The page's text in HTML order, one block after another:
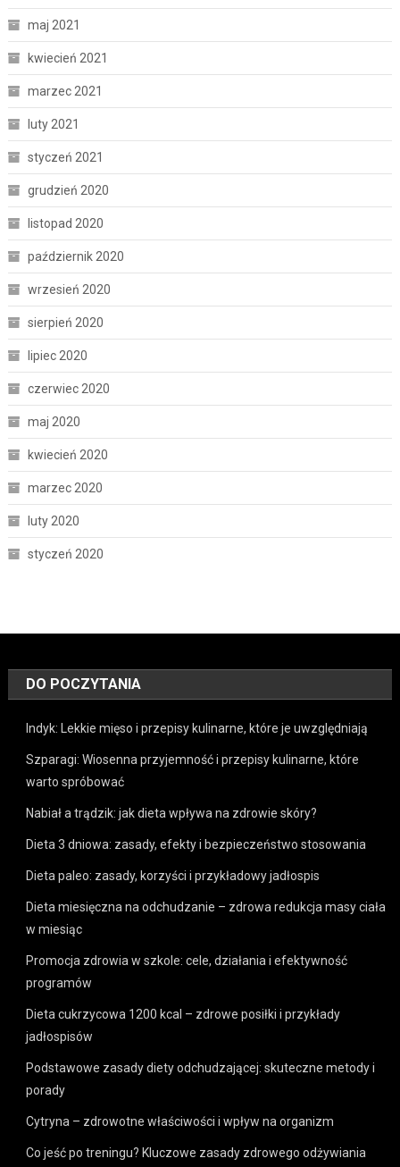
maj 2021
kwiecień 2021
marzec 2021
luty 2021
styczeń 2021
grudzień 2020
listopad 2020
październik 2020
wrzesień 2020
sierpień 2020
lipiec 2020
czerwiec 2020
maj 2020
kwiecień 2020
marzec 2020
luty 2020
styczeń 2020
DO POCZYTANIA
Indyk: Lekkie mięso i przepisy kulinarne, które je uwzględniają
Szparagi: Wiosenna przyjemność i przepisy kulinarne, które
warto spróbować
Nabiał a trądzik: jak dieta wpływa na zdrowie skóry?
Dieta 3 dniowa: zasady, efekty i bezpieczeństwo stosowania
Dieta paleo: zasady, korzyści i przykładowy jadłospis
Dieta miesięczna na odchudzanie – zdrowa redukcja masy ciała
w miesiąc
Promocja zdrowia w szkole: cele, działania i efektywność
programów
Dieta cukrzycowa 1200 kcal – zdrowe posiłki i przykłady
jadłospisów
Podstawowe zasady diety odchudzającej: skuteczne metody i
porady
Cytryna – zdrowotne właściwości i wpływ na organizm
Co jeść po treningu? Kluczowe zasady zdrowego odżywiania